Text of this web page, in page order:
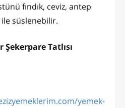
fındık, ceviz, antep
ile süslenebilir.
Tatlısı
yemek-